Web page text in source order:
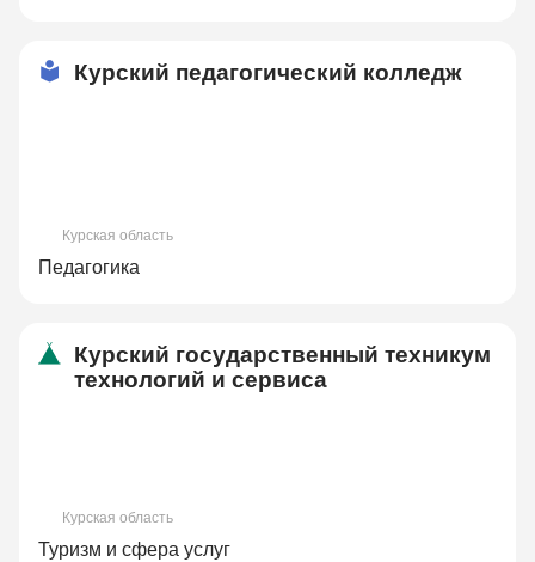
Курский педагогический колледж
Курская область
Педагогика
Курский государственный техникум
технологий и сервиса
Курская область
Туризм и сфера услуг